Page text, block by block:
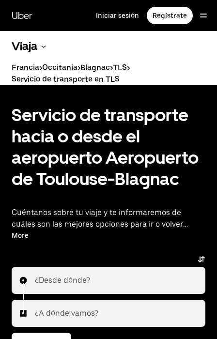
contenido
principal
Uber Iniciar sesión Regístrate
Viaja
Francia>Occitania>Blagnac>TLS>
Servicio de transporte en TLS
Servicio de transporte
hacia o desde el
aeropuerto Aeropuerto
de Toulouse-Blagnac
Cuéntanos sobre tu viaje y te informaremos de
cuáles son las mejores opciones para ir o volver
del aeropuerto.
More
¿Desde dónde?
¿A dónde vamos?